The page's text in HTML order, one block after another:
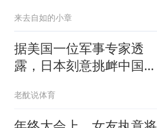
来去自如的小章
据美国一位军事专家透
露，日本刻意挑衅中国，
老酖说体育